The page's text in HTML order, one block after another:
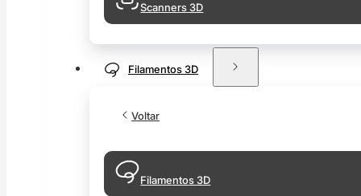
Scanners 3D
Filamentos 3D
Voltar
Filamentos 3D